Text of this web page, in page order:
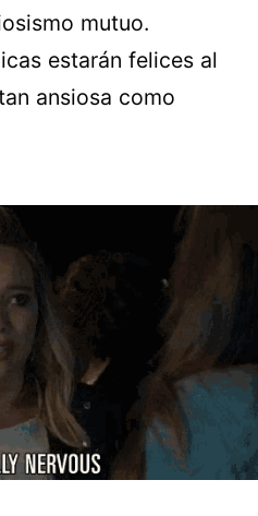
mutuo.
estarán felices al
ansiosa como